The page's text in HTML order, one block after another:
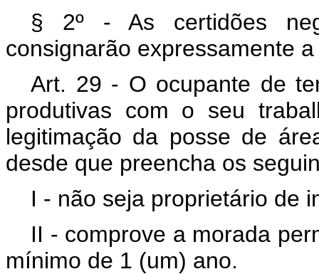
§ 2º - As certidões
consignarão expressamente
Art. 29 - O ocupante de
produtivas com o seu
legitimação da posse de
desde que preencha os
I - não seja proprietário de
II - comprove a morada
mínimo de 1 (um) ano.